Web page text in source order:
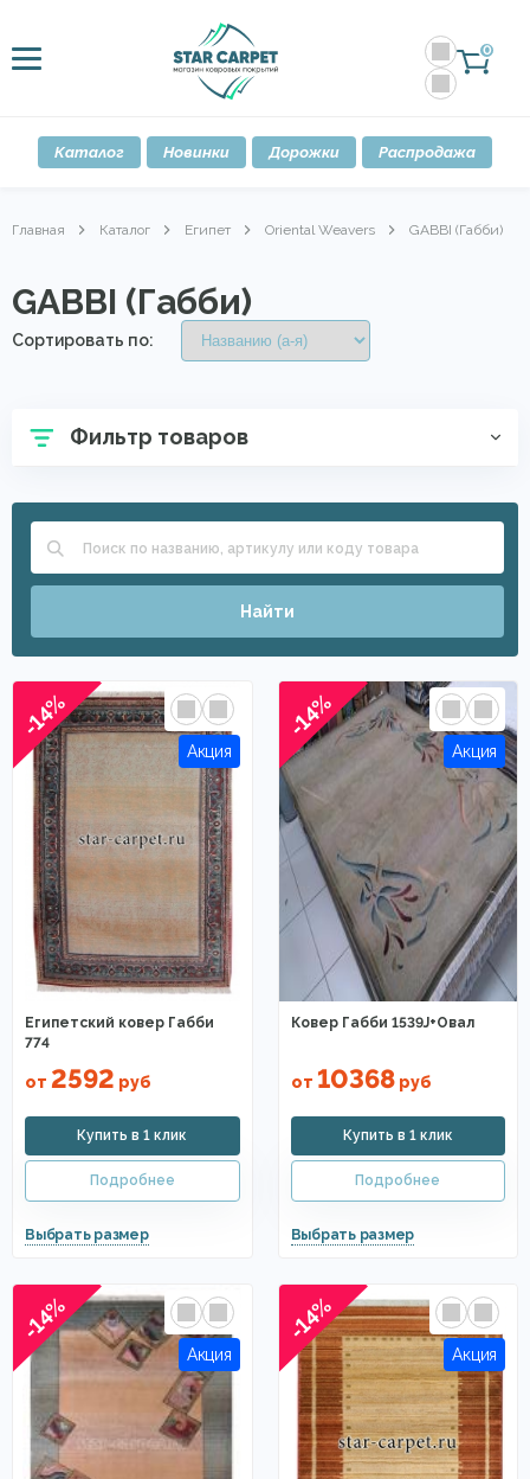
0
Каталог Новинки Дорожки Распродажа
Главная Каталог Египет Oriental Weavers GABBI (Габби)
GABBI (Габби)
Сортировать по:
Фильтр товаров
Найти
-14%
Египетский ковер Габби
774
от 2592 руб
-14%
Ковер Габби 1539J+Овал
от 10368руб
-14% -14%